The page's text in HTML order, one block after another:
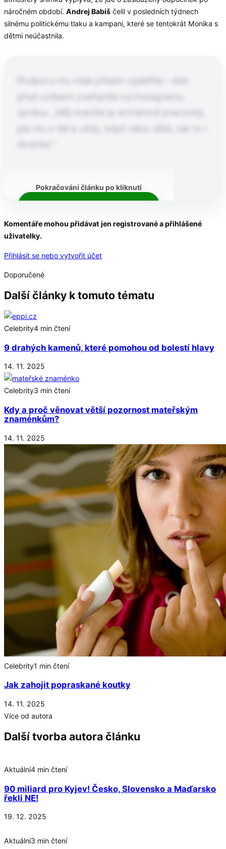
náročném období. Andrej Babiš čelil v posledních týdnech
silnému politickému tlaku a kampani, které se tentokrát Monika s
dětmi neúčastnila.
před volbami zveřejnila na Instagramu
Pokračování článku po kliknutí
Komentáře mohou přidávat jen registrované a přihlášené
uživatelky.
Přihlásit se nebo vytvořit účet
Doporučené
Další články k tomuto tématu
Celebrity4 min čtení
9 drahých kamenů, které pomohou od bolestí hlavy
14. 11. 2025
Celebrity3 min čtení
Kdy a proč věnovat větší pozornost mateřským
znaménkům?
14. 11. 2025
Celebrity1 min čtení
Jak zahojit popraskané koutky
14. 11. 2025
Více od autora
Další tvorba autora článku
Aktuální4 min čtení
90 miliard pro Kyjev! Česko, Slovensko a Maďarsko
řekli NE!
19. 12. 2025
Aktuální3 min čtení